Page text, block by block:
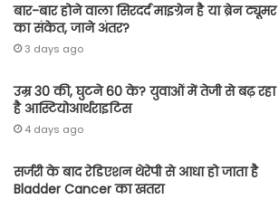
बार-बार होने वाला सिरदर्द माइग्रेन है या ब्रेन ट्यूमर
का संकेत, जाने अंतर?
3 days ago
उम्र 30 की, घुटने 60 के? युवाओं में तेजी से बढ़ रहा
है आस्टियोआर्थराइटिस
4 days ago
सर्जरी के बाद रेडिएशन थेरेपी से आधा हो जाता है
Bladder Cancer का खतरा